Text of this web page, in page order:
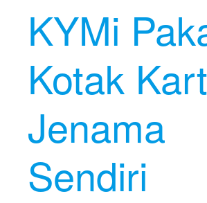
KYMi
Kotak
Jenama
Sendiri